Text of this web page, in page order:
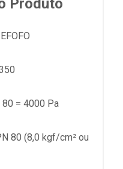
Produto
= 4000 Pa
80 (8,0 kgf/cm² ou